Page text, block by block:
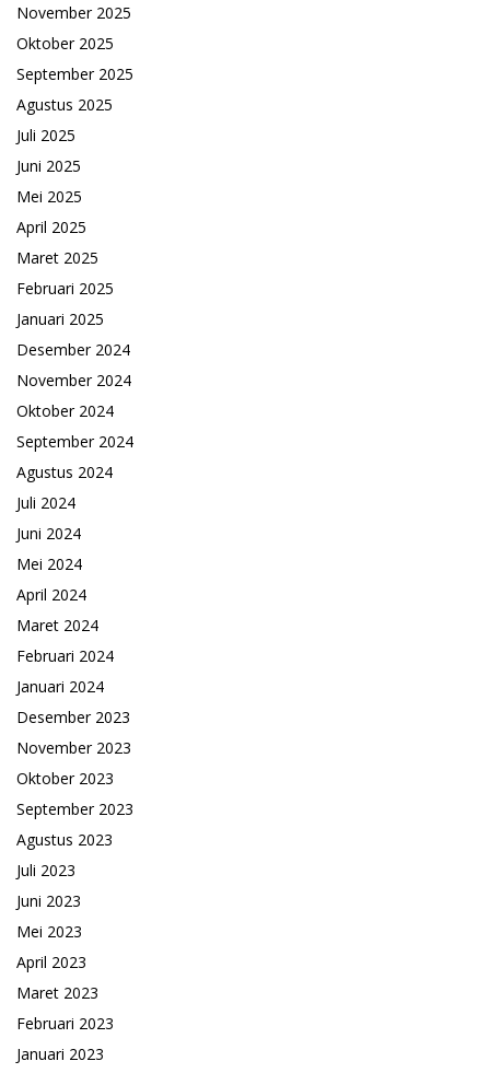
November 2025
Oktober 2025
September 2025
Agustus 2025
Juli 2025
Juni 2025
Mei 2025
April 2025
Maret 2025
Februari 2025
Januari 2025
Desember 2024
November 2024
Oktober 2024
September 2024
Agustus 2024
Juli 2024
Juni 2024
Mei 2024
April 2024
Maret 2024
Februari 2024
Januari 2024
Desember 2023
November 2023
Oktober 2023
September 2023
Agustus 2023
Juli 2023
Juni 2023
Mei 2023
April 2023
Maret 2023
Februari 2023
Januari 2023